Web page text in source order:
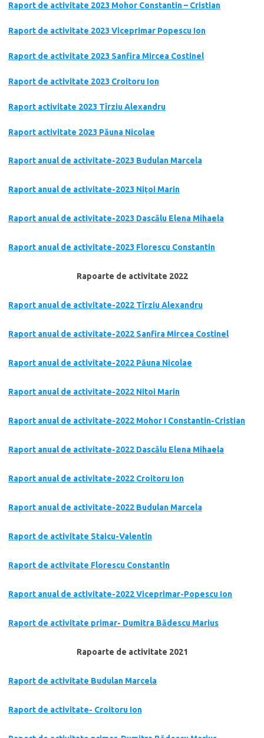
Raport de activitate 2023 Mohor Constantin – Cristian
Raport de activitate 2023 Viceprimar Popescu Ion
Raport de activitate 2023 Sanfira Mircea Costinel
Raport de activitate 2023 Croitoru Ion
Raport activitate 2023 Tîrziu Alexandru
Raport activitate 2023 Păuna Nicolae
Raport anual de activitate-2023 Budulan Marcela
Raport anual de activitate-2023 Nițoi Marin
Raport anual de activitate-2023 Dascălu Elena Mihaela
Raport anual de activitate-2023 Florescu Constantin
Rapoarte de activitate 2022
Raport anual de activitate-2022 Tîrziu Alexandru
Raport anual de activitate-2022 Sanfira Mircea Costinel
Raport anual de activitate-2022 Păuna Nicolae
Raport anual de activitate-2022 Nitoi Marin
Raport anual de activitate-2022 Mohor I Constantin-Cristian
Raport anual de activitate-2022 Dascălu Elena Mihaela
Raport anual de activitate-2022 Croitoru Ion
Raport anual de activitate-2022 Budulan Marcela
Raport de activitate Staicu-Valentin
Raport de activitate Florescu Constantin
Raport anual de activitate-2022 Viceprimar-Popescu Ion
Raport de activitate primar- Dumitra Bădescu Marius
Rapoarte de activitate 2021
Raport de activitate Budulan Marcela
Raport de activitate- Croitoru Ion